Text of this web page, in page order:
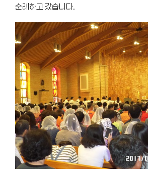
순례하고 갔습니다.